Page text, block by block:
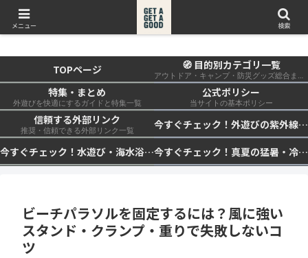
get a get a good
TOPページ 🧭 目的別カテゴリ一覧
アウトドア・キャンプ・防災グッズ総合まとめ
特集・まとめ
外遊びを快適にするガイドと特集一覧
公式ポリシー
当サイトの基本ポリシー
信頼する外部リンク
推奨・信頼できる外部リンク一覧
今すぐチェック！外遊びの紫外線対策・日差し快適化計画｜帽子・日傘・ウェア・日焼け止めを総まとめ☀️🏕️👓
今すぐチェック！水遊び・海水浴の快適化計画｜浮き輪・服装・日陰・安全対策を総まとめ🏖️🌊✨
今すぐチェック！真夏の猛暑・冷却・保冷快適化計画｜外遊び・キャンプ・車中泊の暑さ対策を総まとめ☀️🧊🏕️
ビーチパラソルを固定するには？風に強い
スタンド・クランプ・重りで失敗しないコ
ツ
メニュー 検索